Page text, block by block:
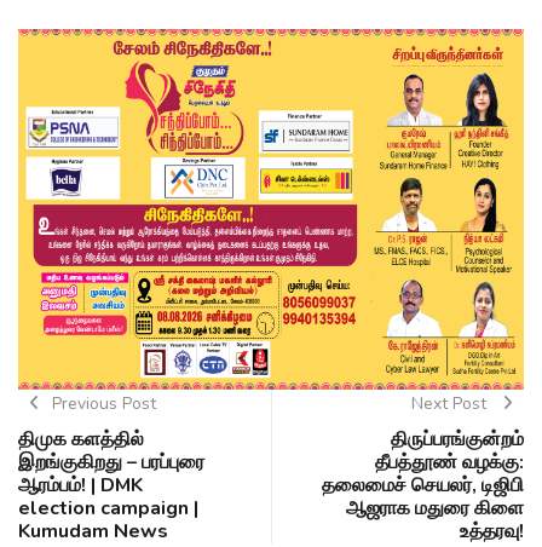
Previous Post
திமுக களத்தில்
இறங்குகிறது – பரப்புரை
ஆரம்பம்! | DMK
election campaign |
Kumudam News
Next Post
திருப்பரங்குன்றம்
தீபத்தூண் வழக்கு:
தலைமைச் செயலர், டிஜிபி
ஆஜராக மதுரை கிளை
உத்தரவு!